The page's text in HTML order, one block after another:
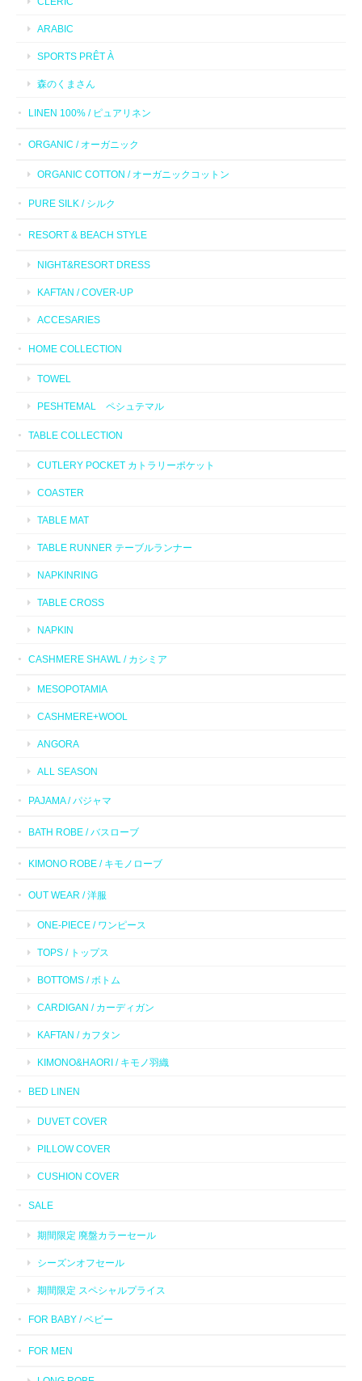
ARABIC
SPORTS PRÊT À
森のくまさん
LINEN 100% / ピュアリネン
ORGANIC / オーガニック
ORGANIC COTTON / オーガニックコットン
PURE SILK / シルク
RESORT & BEACH STYLE
NIGHT&RESORT DRESS
KAFTAN / COVER-UP
ACCESARIES
HOME COLLECTION
TOWEL
PESHTEMAL ペシュテマル
TABLE COLLECTION
CUTLERY POCKET カトラリーポケット
COASTER
TABLE MAT
TABLE RUNNER テーブルランナー
NAPKINRING
TABLE CROSS
NAPKIN
CASHMERE SHAWL / カシミア
MESOPOTAMIA
CASHMERE+WOOL
ANGORA
ALL SEASON
PAJAMA / パジャマ
BATH ROBE / バスローブ
KIMONO ROBE / キモノローブ
OUT WEAR / 洋服
ONE-PIECE / ワンピース
TOPS / トップス
BOTTOMS / ボトム
CARDIGAN / カーディガン
KAFTAN / カフタン
KIMONO&HAORI / キモノ羽織
BED LINEN
DUVET COVER
PILLOW COVER
CUSHION COVER
SALE
期間限定 廃盤カラーセール
シーズンオフセール
期間限定 スペシャルプライス
FOR BABY / ベビー
FOR MEN